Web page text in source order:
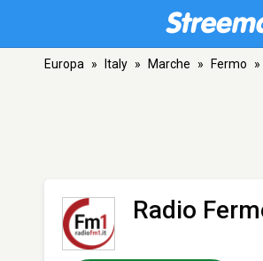
Europa » Italy » Marche » Fermo »
Radio